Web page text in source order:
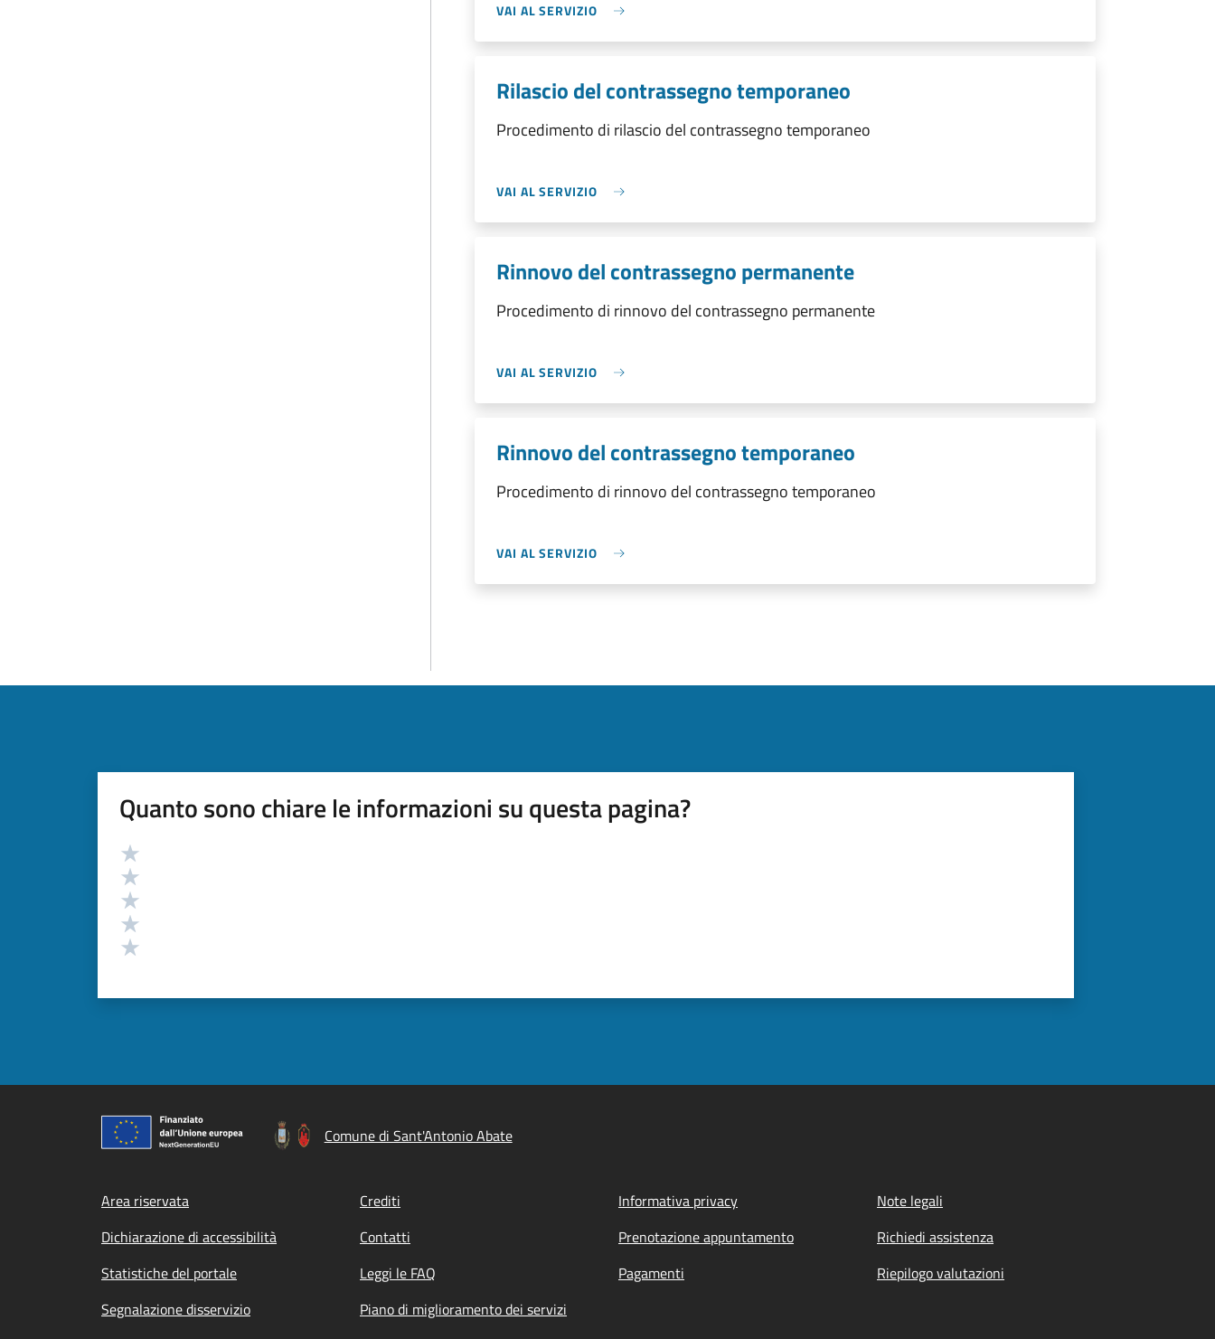
VAI AL SERVIZIO
Rilascio del contrassegno temporaneo
Procedimento di rilascio del contrassegno temporaneo
VAI AL SERVIZIO
Rinnovo del contrassegno permanente
Procedimento di rinnovo del contrassegno permanente
VAI AL SERVIZIO
Rinnovo del contrassegno temporaneo
Procedimento di rinnovo del contrassegno temporaneo
VAI AL SERVIZIO
Quanto sono chiare le informazioni su questa pagina?
Valutazione
Comune di Sant'Antonio Abate
Footer menu
Area riservata Crediti Informativa privacy
Note legali
Dichiarazione di accessibilità
Contatti Prenotazione appuntamento
Richiedi assistenza
Statistiche del portale
Leggi le FAQ Pagamenti
Riepilogo valutazioni
Segnalazione disservizio
Piano di miglioramento dei servizi